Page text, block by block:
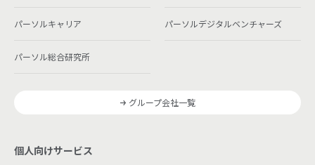
パーソルキャリア パーソルデジタルベンチャーズ
パーソル総合研究所
グループ会社一覧
個人向けサービス